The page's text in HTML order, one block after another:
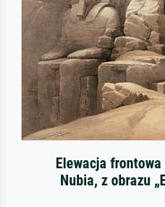
Elewacja
Nubia, z obrazu